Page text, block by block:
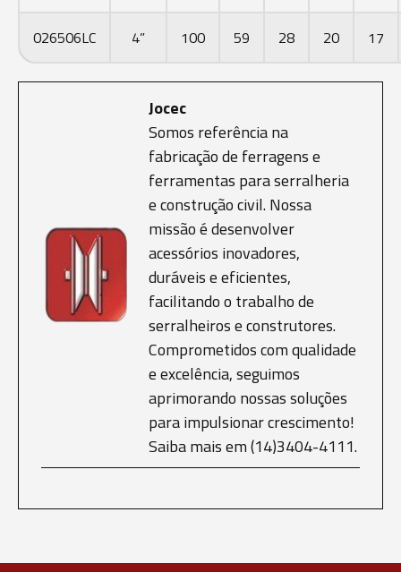
026506LC 4” 100 59 28 20 17
Jocec
Somos referência na
fabricação de ferragens e
ferramentas para serralheria
e construção civil. Nossa
missão é desenvolver
acessórios inovadores,
duráveis e eficientes,
facilitando o trabalho de
serralheiros e construtores.
Comprometidos com qualidade
e excelência, seguimos
aprimorando nossas soluções
para impulsionar crescimento!
Saiba mais em (14)3404-4111.